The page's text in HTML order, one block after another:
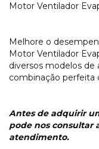
Motor Ventilador
Melhore o
Motor Ventilador
diversos modelos
combinação perfeita
Antes de adquirir
pode nos consultar
atendimento.